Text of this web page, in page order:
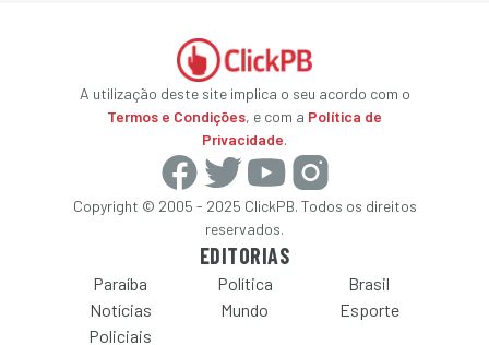
A utilização deste site implica o seu acordo com o
Termos e Condições, e com a Política de
Privacidade.
Copyright © 2005 - 2025 ClickPB. Todos os direitos
reservados.
EDITORIAS
Paraíba Política
Brasil
Notícias
Policiais
Mundo Esporte